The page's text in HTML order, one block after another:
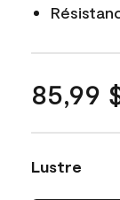
85,99
Lustre